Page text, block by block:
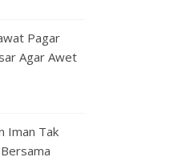
Pagar
Agar Awet
Iman Tak